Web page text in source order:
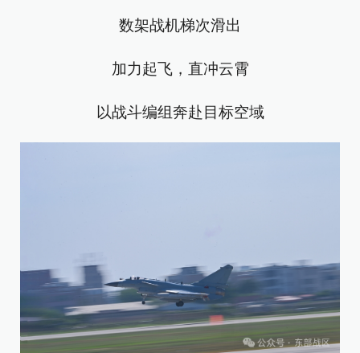
数架战机梯次滑出
加力起飞，直冲云霄
以战斗编组奔赴目标空域